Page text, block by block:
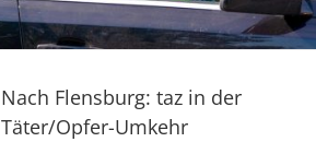
Nach Flensburg: taz in der
Täter/Opfer-Umkehr